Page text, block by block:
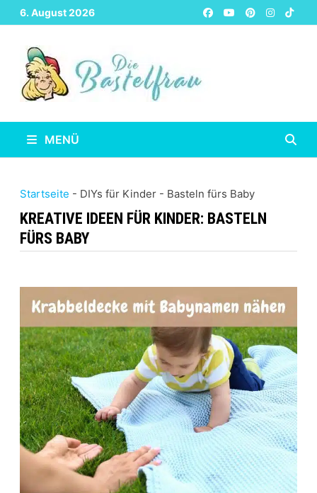
Zurück
zum
Inhalt
6. August 2026
MENÜ
Startseite - DIYs für Kinder- Basteln fürs Baby
KREATIVE IDEEN FÜR KINDER: BASTELN
FÜRS BABY